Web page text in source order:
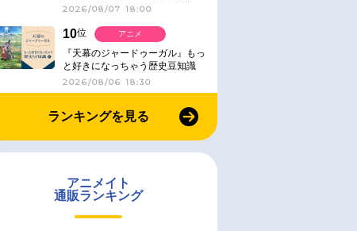
2026/08/07 18:00
10位
『天幕のジャードゥーガル』もっ
と好きになっちゃう歴史豆知識
2026/08/06 18:30
アニメ
ランキングを見る
アニメイト
通販ランキング